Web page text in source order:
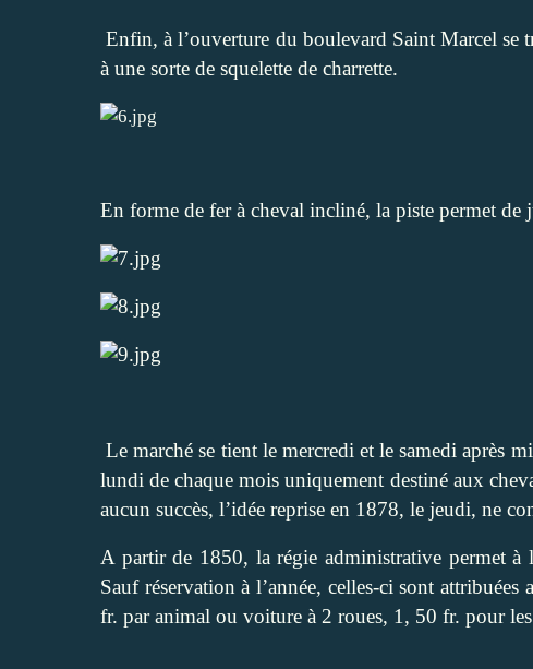
Enfin, à l’ouverture du boulevard Saint Marcel se
à une sorte de squelette de charrette.
En forme de fer à cheval incliné, la piste permet de
Le marché se tient le mercredi et le samedi après
lundi de chaque mois uniquement destiné aux
aucun succès, l’idée reprise en 1878, le jeudi, ne
A partir de 1850, la régie administrative permet à
Sauf réservation à l’année, celles-ci sont
fr. par animal ou voiture à 2 roues, 1, 50 fr. pour